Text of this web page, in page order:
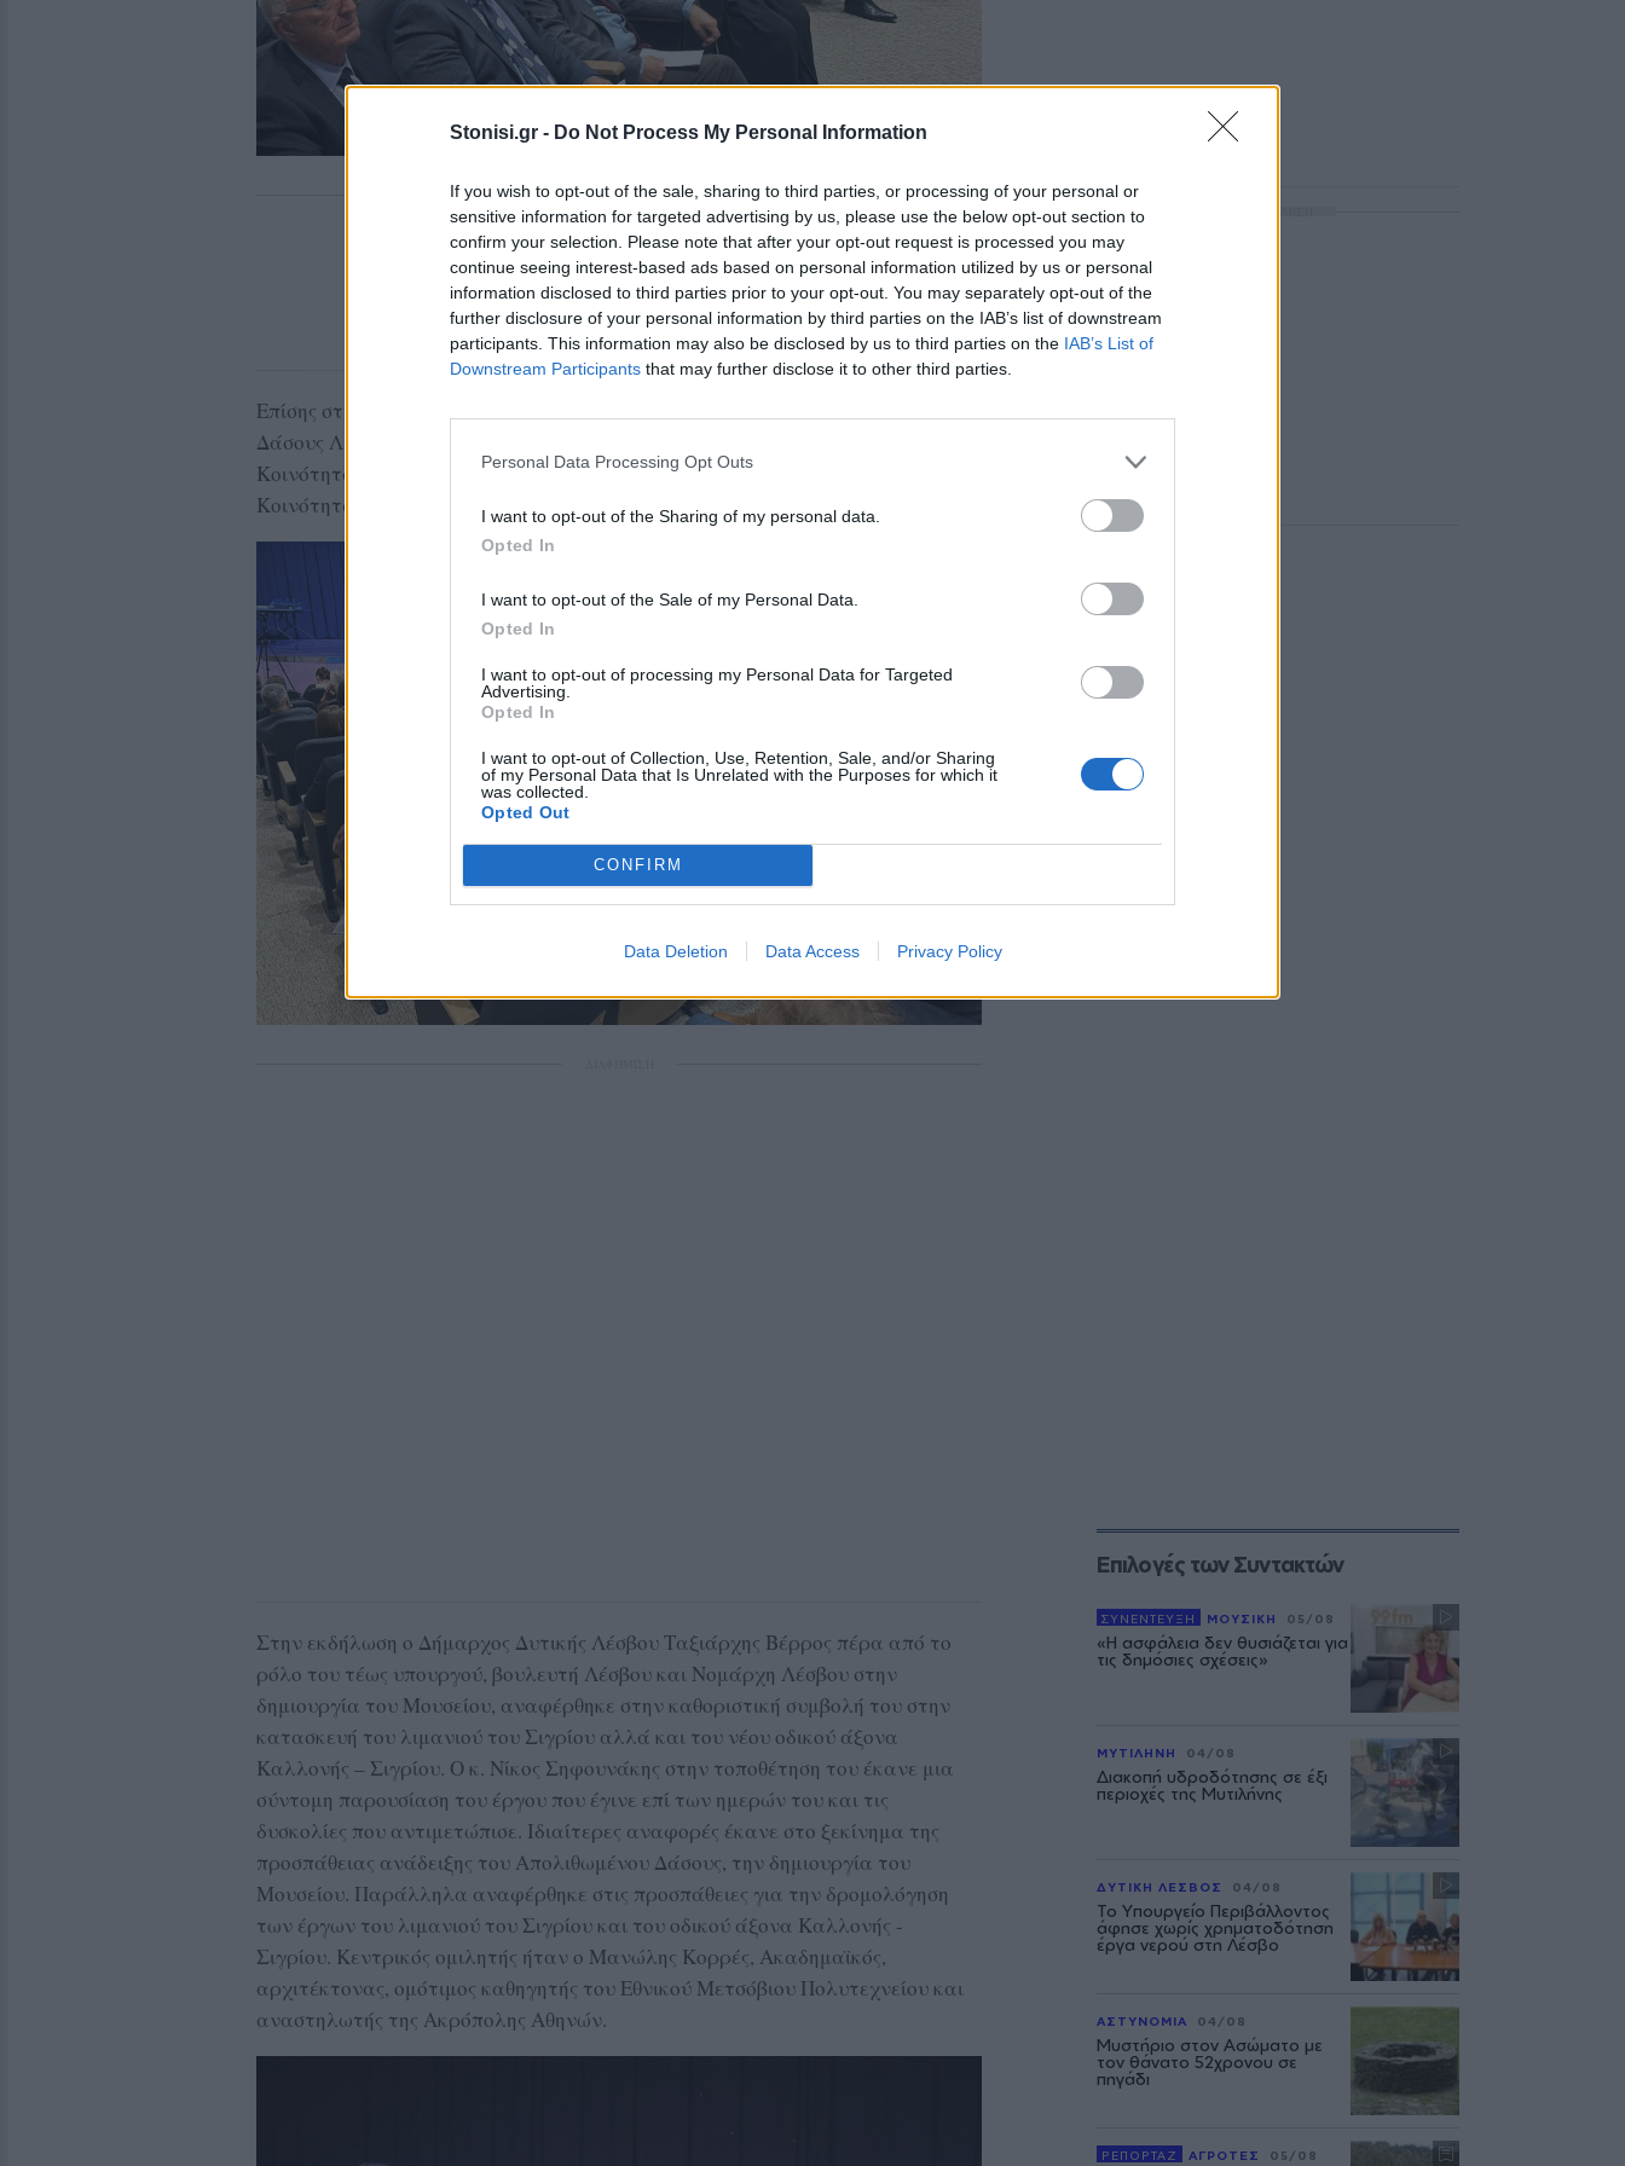
Stonisi.gr - Do Not Process My Personal Information
If you wish to opt-out of the sale, sharing to third parties, or processing of your personal or
sensitive information for targeted advertising by us, please use the below opt-out section to
confirm your selection. Please note that after your opt-out request is processed you may
continue seeing interest-based ads based on personal information utilized by us or personal
information disclosed to third parties prior to your opt-out. You may separately opt-out of the
further disclosure of your personal information by third parties on the IAB’s list of downstream
participants. This information may also be disclosed by us to third parties on the IAB’s List of
Downstream Participants that may further disclose it to other third parties.
Personal Data Processing Opt Outs
I want to opt-out of the Sharing of my personal data.
Opted In
I want to opt-out of the Sale of my Personal Data.
Opted In
I want to opt-out of processing my Personal Data for Targeted
Advertising.
Opted In
I want to opt-out of Collection, Use, Retention, Sale, and/or Sharing
of my Personal Data that Is Unrelated with the Purposes for which it
was collected.
Opted Out
CONFIRM
Data Deletion Data Access Privacy Policy
ΔΙΑΦΗΜΙΣΗ
Επίσης στην εκδήλωση τιμήθηκαν ο Διευθυντής του Μουσείου Απολιθωμένου
Δάσους Λέσβου Νίκος Ζούρος για το 30χρονο έργο του, ο πρώην Πρόεδρος της
Κοινότητας Σιγρίου Κώστας Αθανασιάδης και ο πρώην Γραμματέας της
Κοινότητας Σιγρίου Γιάννης Τσίκνας.
Στην εκδήλωση ο Δήμαρχος Δυτικής Λέσβου Ταξιάρχης Βέρρος πέρα από το
ρόλο του τέως υπουργού, βουλευτή Λέσβου και Νομάρχη Λέσβου στην
δημιουργία του Μουσείου, αναφέρθηκε στην καθοριστική συμβολή του στην
κατασκευή του λιμανιού του Σιγρίου αλλά και του νέου οδικού άξονα
Καλλονής – Σιγρίου. Ο κ. Νίκος Σηφουνάκης στην τοποθέτηση του έκανε μια
σύντομη παρουσίαση του έργου που έγινε επί των ημερών του και τις
δυσκολίες που αντιμετώπισε. Ιδιαίτερες αναφορές έκανε στο ξεκίνημα της
προσπάθειας ανάδειξης του Απολιθωμένου Δάσους, την δημιουργία του
Μουσείου. Παράλληλα αναφέρθηκε στις προσπάθειες για την δρομολόγηση
των έργων του λιμανιού του Σιγρίου και του οδικού άξονα Καλλονής -
Σιγρίου. Κεντρικός ομιλητής ήταν ο Μανώλης Κορρές, Ακαδημαϊκός,
αρχιτέκτονας, ομότιμος καθηγητής του Εθνικού Μετσόβιου Πολυτεχνείου και
αναστηλωτής της Ακρόπολης Αθηνών.
Επιλογές των Συντακτών
ΣΥΝΕΝΤΕΥΞΗ ΜΟΥΣΙΚΗ 05/08
«Η ασφάλεια δεν θυσιάζεται για
τις δημόσιες σχέσεις»
ΜΥΤΙΛΗΝΗ 04/08
Διακοπή υδροδότησης σε έξι
περιοχές της Μυτιλήνης
ΔΥΤΙΚΗ ΛΕΣΒΟΣ 04/08
Το Υπουργείο Περιβάλλοντος
άφησε χωρίς χρηματοδότηση
έργα νερού στη Λέσβο
ΑΣΤΥΝΟΜΙΑ 04/08
Μυστήριο στον Ασώματο με
τον θάνατο 52χρονου σε
πηγάδι
ΡΕΠΟΡΤΑΖ ΑΓΡΟΤΕΣ 05/08